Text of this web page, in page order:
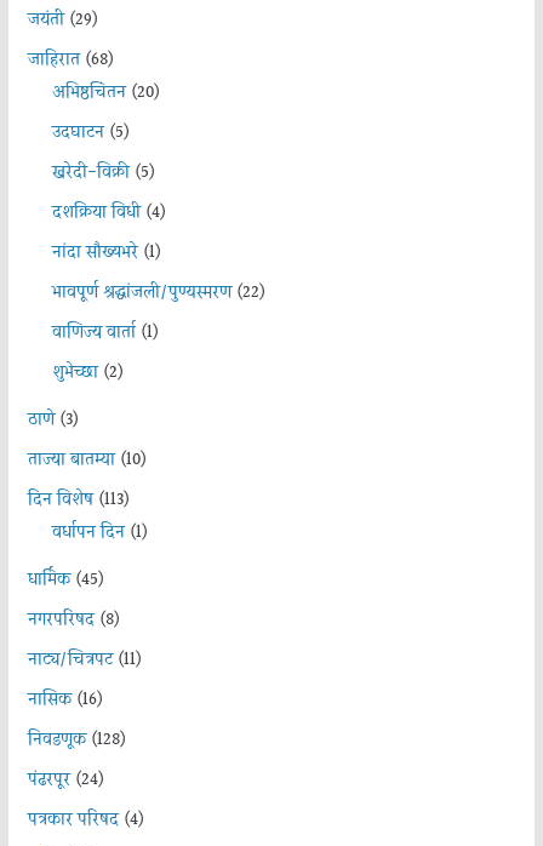
जयंती(29)
जाहिरात(68)
अभिष्ठचिंतन(20)
उदघाटन(5)
खरेदी-विक्री(5)
दशक्रिया विधी(4)
नांदा सौख्यभरे(1)
भावपूर्ण श्रद्धांजली/पुण्यस्मरण(22)
वाणिज्य वार्ता(1)
शुभेच्छा(2)
ठाणे(3)
ताज्या बातम्या(10)
दिन विशेष(113)
वर्धापन दिन(1)
धार्मिक(45)
नगरपरिषद(8)
नाट्य/चित्रपट(11)
नासिक(16)
निवडणूक(128)
पंढरपूर(24)
पत्रकार परिषद(4)